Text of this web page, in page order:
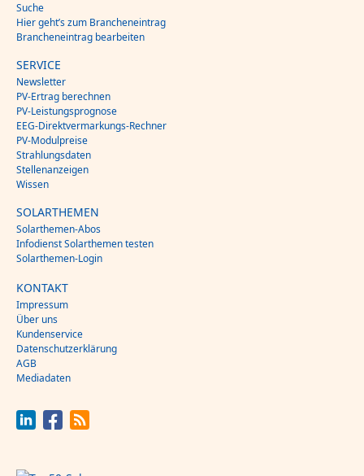
Suche
Hier geht’s zum Brancheneintrag
Brancheneintrag bearbeiten
SERVICE
Newsletter
PV-Ertrag berechnen
PV-Leistungsprognose
EEG-Direktvermarkungs-Rechner
PV-Modulpreise
Strahlungsdaten
Stellenanzeigen
Wissen
SOLARTHEMEN
Solarthemen-Abos
Infodienst Solarthemen testen
Solarthemen-Login
KONTAKT
Impressum
Über uns
Kundenservice
Datenschutzerklärung
AGB
Mediadaten